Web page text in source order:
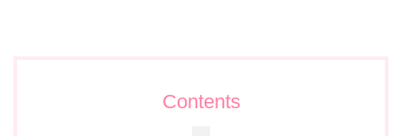
Contents